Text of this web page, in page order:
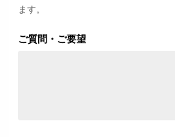
ます。
ご質問・ご要望